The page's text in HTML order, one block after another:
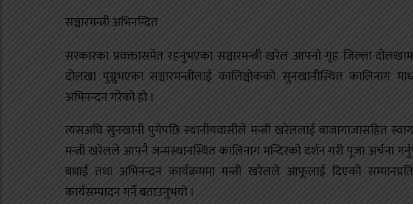
सञ्चारमन्त्री अभिनन्दित
सरकारका प्रवक्तासमेत रहनुभएका सञ्चारमन्त्री खरेल आफ्नो गृह जिल्ला
दोलखा पुग्नुभएका सञ्चारमन्त्रीलाई कालिञ्चोकको सुनखानीस्थित कालिनाग
अभिनन्दन गरेको हो ।
त्यसअघि सुनखानी पुगेपछि स्थानीयवासीले मन्त्री खरेललाई बाजागाजासहित
मन्त्री खरेलले आफ्नै जन्मस्थानस्थित कालिनाग मन्दिरको दर्शन गरी पूजा अर्चना
बधाई तथा अभिनन्दन कार्यक्रममा मन्त्री खरेलले आफूलाई दिएको
कार्यसम्पादन गर्ने बताउनुभयो ।